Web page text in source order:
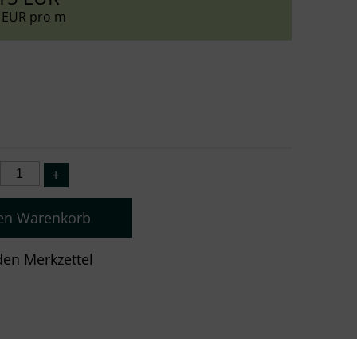
pro m
Warenkorb